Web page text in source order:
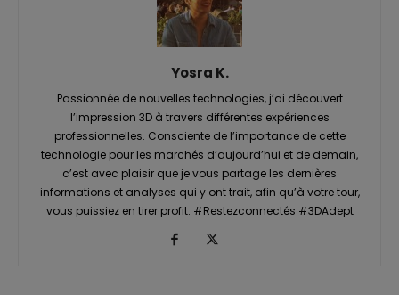
Yosra K.
Passionnée de nouvelles technologies, j’ai découvert
l’impression 3D à travers différentes expériences
professionnelles. Consciente de l’importance de cette
technologie pour les marchés d’aujourd’hui et de demain,
c’est avec plaisir que je vous partage les dernières
informations et analyses qui y ont trait, afin qu’à votre tour,
vous puissiez en tirer profit. #Restezconnectés #3DAdept